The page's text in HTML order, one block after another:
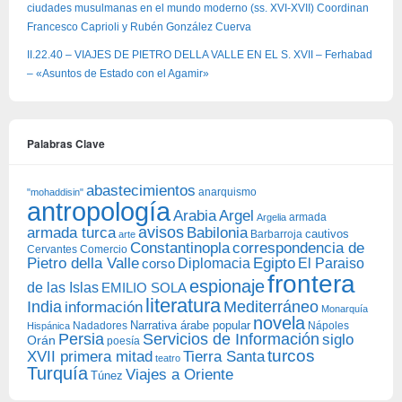
ciudades musulmanas en el mundo moderno (ss. XVI-XVII) Coordinan
Francesco Caprioli y Rubén González Cuerva
II.22.40 – VIAJES DE PIETRO DELLA VALLE EN EL S. XVII – Ferhabad
– «Asuntos de Estado con el Agamir»
Palabras Clave
"mohaddisin" abastecimientos anarquismo
antropologíaArabiaArgel Argelia armada
armada turca arte avisos Babilonia Barbarroja cautivos
Cervantes Comercio Constantinoplacorrespondencia de
Pietro della Vallecorso Diplomacia Egipto El Paraiso
de las Islas EMILIO SOLAespionajefrontera
India información literatura Mediterráneo Monarquía
Hispánica Nadadores Narrativa árabe popular novela Nápoles
Orán Persia poesía Servicios de Información siglo
XVII primera mitad teatro Tierra Santaturcos
Turquía Túnez Viajes a Oriente